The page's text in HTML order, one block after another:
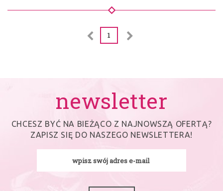
1
newsletter
CHCESZ BYĆ NA BIEŻĄCO Z NAJNOWSZĄ OFERTĄ?
ZAPISZ SIĘ DO NASZEGO NEWSLETTERA!